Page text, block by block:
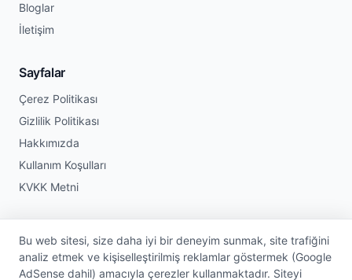
Bloglar
İletişim
Sayfalar
Çerez Politikası
Gizlilik Politikası
Hakkımızda
Kullanım Koşulları
KVKK Metni
© 2026 Dijital Etkinlik Defteri. Tüm hakları saklıdır.
Bu web sitesi, size daha iyi bir deneyim sunmak, site trafiğini
analiz etmek ve kişiselleştirilmiş reklamlar göstermek (Google
AdSense dahil) amacıyla çerezler kullanmaktadır. Siteyi